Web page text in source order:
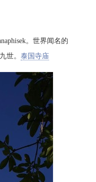
。世界闻名的
世。 泰国寺庙